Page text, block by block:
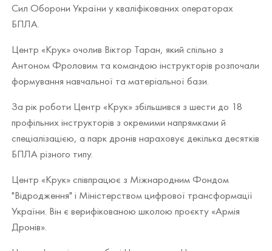
Сил Оборони України у кваліфікованих операторах
БПЛА.
Центр «Крук» очолив Віктор Таран, який спільно з
Антоном Фроловим та командою інструкторів розпочали
формування навчальної та матеріальної бази.
За рік роботи Центр «Крук» збільшився з шести до 18
профільних інструкторів з окремими напрямками й
спеціалізацією, а парк дронів нараховує декілька десятків
БПЛА різного типу.
Центр «Крук» співпрацює з Міжнародним Фондом
"Відродження" і Міністерством цифрової трансформації
України. Він є верифікованою школою проєкту «Армія
Дронів».